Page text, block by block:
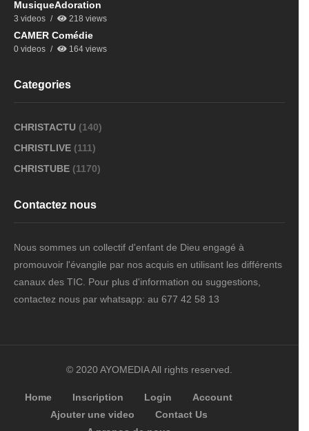
MusiqueAdoration
3 videos 218 views
CAMER Comédie
0 videos 164 views
Categories
CHRISTACTU (140)
CHRISTLIVE (111)
CHRISTUBE (1170)
Contactez nous
Nous sommes un collectif d'enfant de Dieu engagé à
promouvoir l'évangile par nos acquis en utilisant les différents
canaux des TIC. Pour plus d'information ou suggestions,
contactez nous par whatsapp: au 677 42 58 13
© 2020 AYOMEDIA All rights reserved.
Home Inscription Login
Account
Ajouter une video
Contact Us